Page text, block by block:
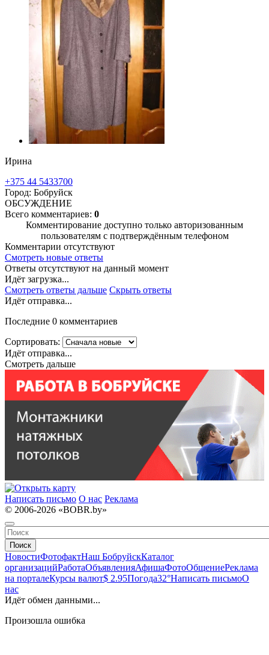
Ирина
+375 44 5433700
Город: Бобруйск
ОБСУЖДЕНИЕ
Всего комментариев: 0
Комментирование доступно только авторизованным
пользователям с подтверждённым телефоном
Комментарии отсутствуют
Смотреть новые ответы
Ответы отсутствуют на данный момент
Идёт загрузка...
Смотреть ответы дальше Скрыть ответы
Идёт отправка...
Последние 0 комментариев
Сортировать:
Идёт отправка...
Смотреть дальше
Написать письмо О нас Реклама
© 2006-2026 «BOBR.by»
Поиск
НовостиФотофактНаш БобруйскКаталог
организацийРаботаОбъявленияАфишаФотоОбщениеРеклама
на порталеКурсы валют$ 2.95Погода32°Написать письмоО
нас
Идёт обмен данными...
Произошла ошибка